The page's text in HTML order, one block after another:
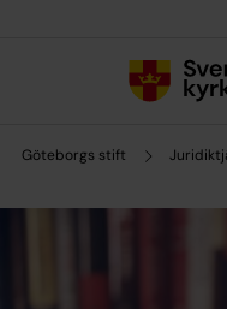
Göteborgs stift